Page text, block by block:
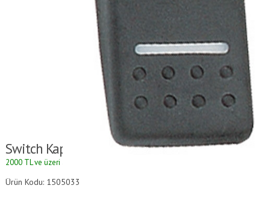
Switch Kapağı
2000 TL ve üzeri alışverişlerde kargo ücretsizdir.
Ürün Kodu: 1505033